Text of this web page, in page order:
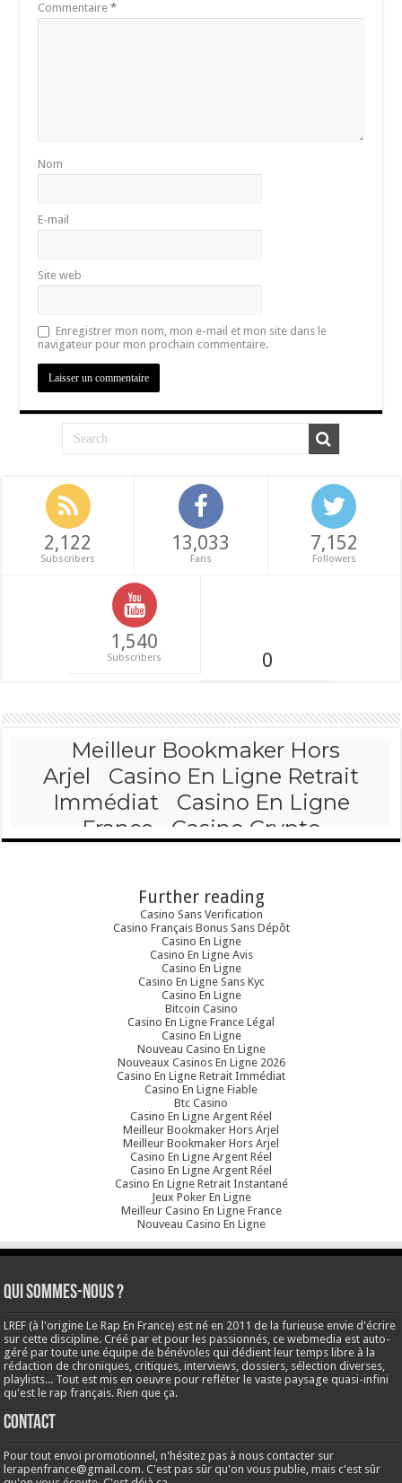
Commentaire*
Nom
E-mail
Site web
Enregistrer mon nom, mon e-mail et mon site dans le
navigateur pour mon prochain commentaire.
2,122
Subscribers
13,033
Fans
7,152
Followers
1,540
Subscribers 0
Further reading
Casino Sans Verification
Casino Français Bonus Sans Dépôt
Casino En Ligne
Casino En Ligne Avis
Casino En Ligne
Casino En Ligne Sans Kyc
Casino En Ligne
Bitcoin Casino
Casino En Ligne France Légal
Casino En Ligne
Nouveau Casino En Ligne
Nouveaux Casinos En Ligne 2026
Casino En Ligne Retrait Immédiat
Casino En Ligne Fiable
Btc Casino
Casino En Ligne Argent Réel
Meilleur Bookmaker Hors Arjel
Meilleur Bookmaker Hors Arjel
Casino En Ligne Argent Réel
Casino En Ligne Argent Réel
Casino En Ligne Retrait Instantané
Jeux Poker En Ligne
Meilleur Casino En Ligne France
Nouveau Casino En Ligne
Qui sommes-nous ?
LREF (à l'origine Le Rap En France) est né en 2011 de la furieuse envie d'écrire
sur cette discipline. Créé par et pour les passionnés, ce webmedia est auto-
géré par toute une équipe de bénévoles qui dédient leur temps libre à la
rédaction de chroniques, critiques, interviews, dossiers, sélection diverses,
playlists... Tout est mis en oeuvre pour refléter le vaste paysage quasi-infini
qu'est le rap français. Rien que ça.
Contact
Pour tout envoi promotionnel, n'hésitez pas à nous contacter sur
lerapenfrance@gmail.com. C'est pas sûr qu'on vous publie, mais c'est sûr